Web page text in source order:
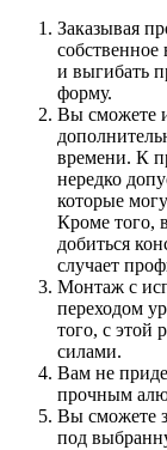
Заказывая
собственное
и выгибать
форму.
Вы сможете
времени. К
нередко
которые
Кроме того,
добиться
случает
Монтаж с
переходом
того, с этой
силами.
Вам не
прочным
Вы сможете
под